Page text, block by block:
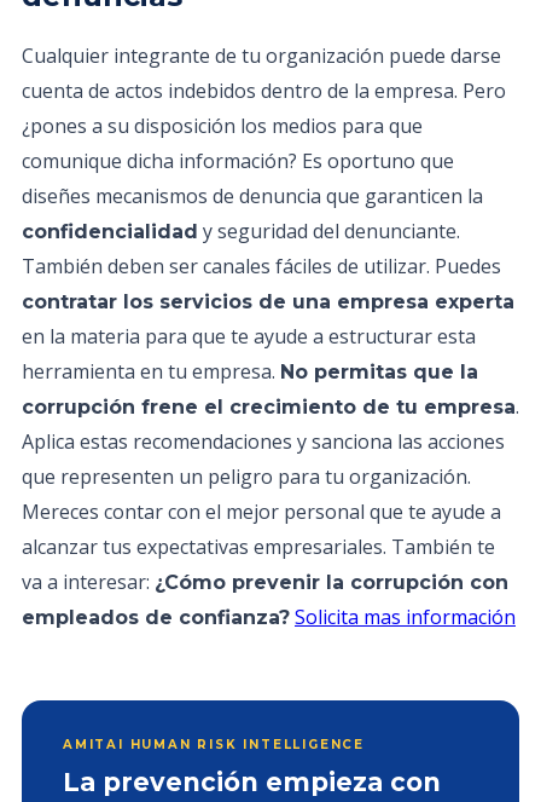
Cualquier integrante de tu organización puede darse
cuenta de actos indebidos dentro de la empresa. Pero
¿pones a su disposición los medios para que
comunique dicha información? Es oportuno que
diseñes mecanismos de denuncia que garanticen la
confidencialidad y seguridad del denunciante.
También deben ser canales fáciles de utilizar. Puedes
contratar los servicios de una empresa experta
en la materia para que te ayude a estructurar esta
herramienta en tu empresa. No permitas que la
corrupción frene el crecimiento de tu empresa.
Aplica estas recomendaciones y sanciona las acciones
que representen un peligro para tu organización.
Mereces contar con el mejor personal que te ayude a
alcanzar tus expectativas empresariales. También te
va a interesar: ¿Cómo prevenir la corrupción con
empleados de confianza? Solicita mas información
AMITAI HUMAN RISK INTELLIGENCE
La prevención empieza con